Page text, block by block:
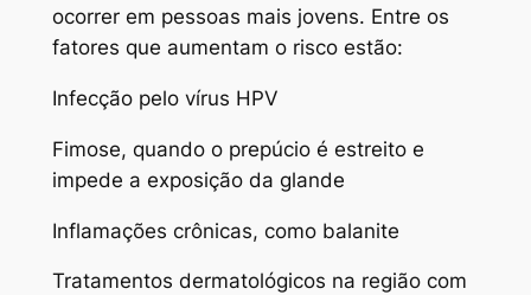
ocorrer em pessoas mais jovens. Entre os
fatores que aumentam o risco estão:
Infecção pelo vírus HPV
Fimose, quando o prepúcio é estreito e
impede a exposição da glande
Inflamações crônicas, como balanite
Tratamentos dermatológicos na região com